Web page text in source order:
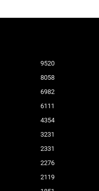
9520
8058
6982
6111
4354
3231
2331
2276
2119